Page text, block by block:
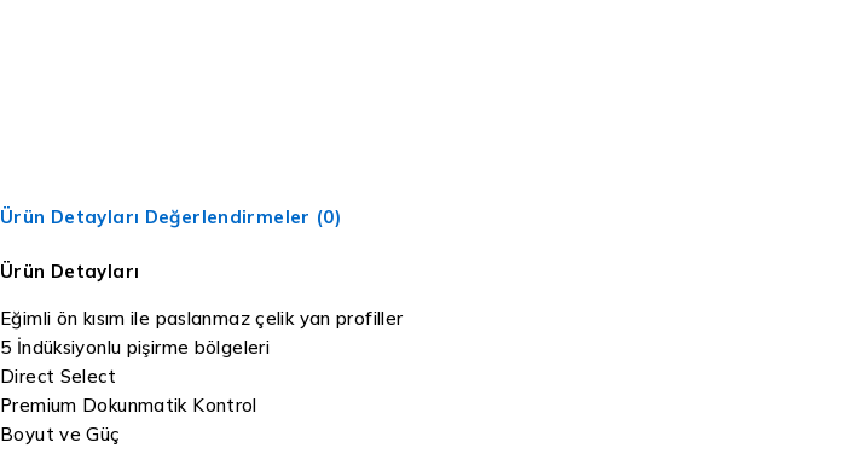
Ürün Detayları Değerlendirmeler (0)
Ürün Detayları
Eğimli ön kısım ile paslanmaz çelik yan profiller
5 İndüksiyonlu pişirme bölgeleri
Direct Select
Premium Dokunmatik Kontrol
Boyut ve Güç